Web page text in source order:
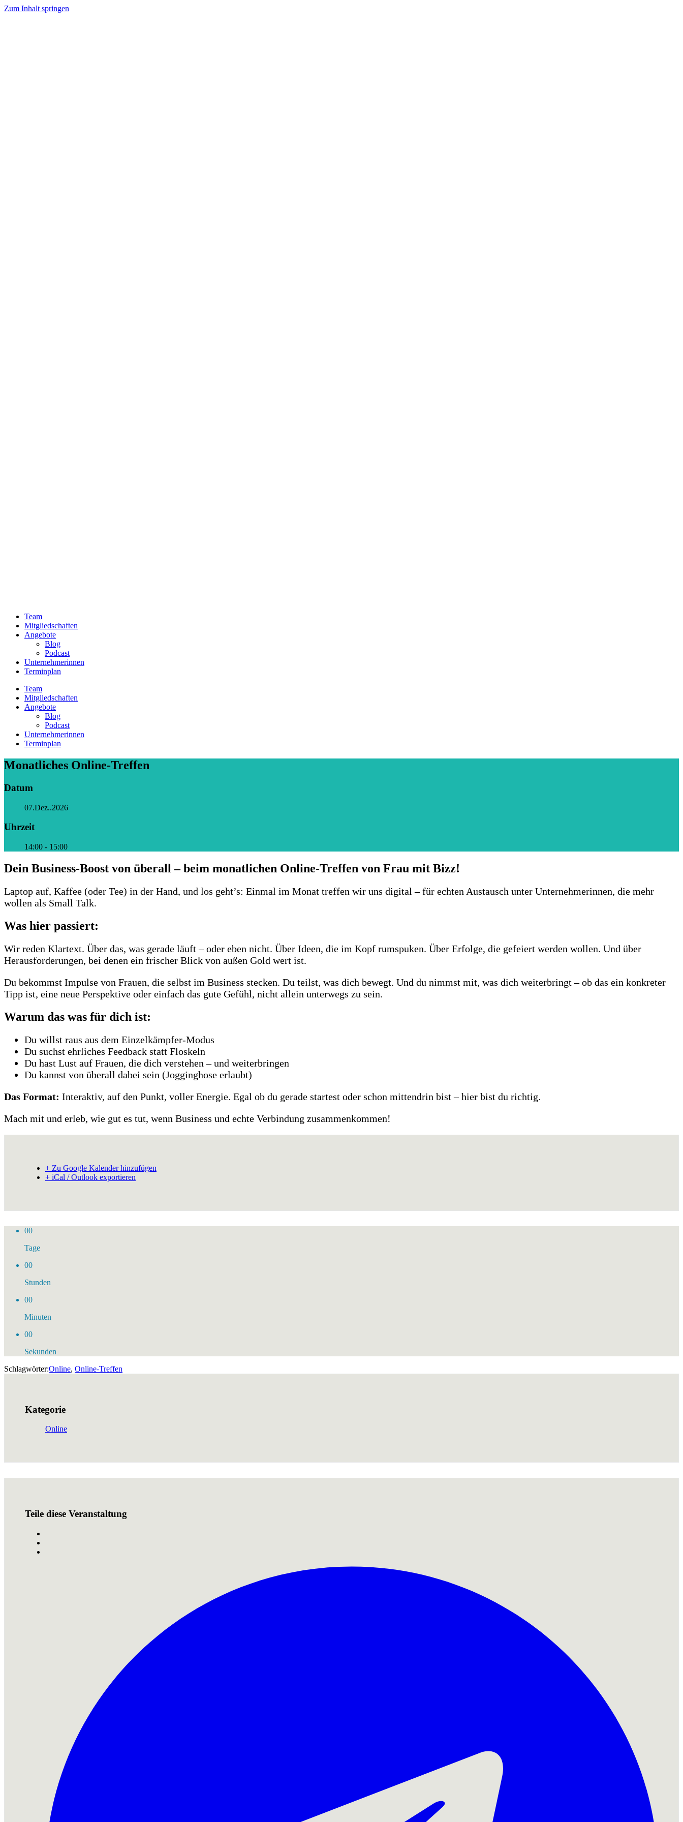
Zum Inhalt springen
Team
Mitgliedschaften
Angebote
Blog
Podcast
Unternehmerinnen
Terminplan
Team
Mitgliedschaften
Angebote
Blog
Podcast
Unternehmerinnen
Terminplan
Monatliches Online-Treffen
Datum
07.Dez..2026
Uhrzeit
14:00 - 15:00
Dein Business-Boost von überall – beim monatlichen Online-Treffen von Frau mit Bizz!
Laptop auf, Kaffee (oder Tee) in der Hand, und los geht’s: Einmal im Monat treffen wir uns digital – für echten Austausch unter Unternehmerinnen, die mehr
wollen als Small Talk.
Was hier passiert:
Wir reden Klartext. Über das, was gerade läuft – oder eben nicht. Über Ideen, die im Kopf rumspuken. Über Erfolge, die gefeiert werden wollen. Und über
Herausforderungen, bei denen ein frischer Blick von außen Gold wert ist.
Du bekommst Impulse von Frauen, die selbst im Business stecken. Du teilst, was dich bewegt. Und du nimmst mit, was dich weiterbringt – ob das ein konkreter
Tipp ist, eine neue Perspektive oder einfach das gute Gefühl, nicht allein unterwegs zu sein.
Warum das was für dich ist:
Du willst raus aus dem Einzelkämpfer-Modus
Du suchst ehrliches Feedback statt Floskeln
Du hast Lust auf Frauen, die dich verstehen – und weiterbringen
Du kannst von überall dabei sein (Jogginghose erlaubt)
Das Format: Interaktiv, auf den Punkt, voller Energie. Egal ob du gerade startest oder schon mittendrin bist – hier bist du richtig.
Mach mit und erleb, wie gut es tut, wenn Business und echte Verbindung zusammenkommen!
+ Zu Google Kalender hinzufügen
+ iCal / Outlook exportieren
00
Tage
00
Stunden
00
Minuten
00
Sekunden
Schlagwörter:Online, Online-Treffen
Kategorie
Online
Teile diese Veranstaltung